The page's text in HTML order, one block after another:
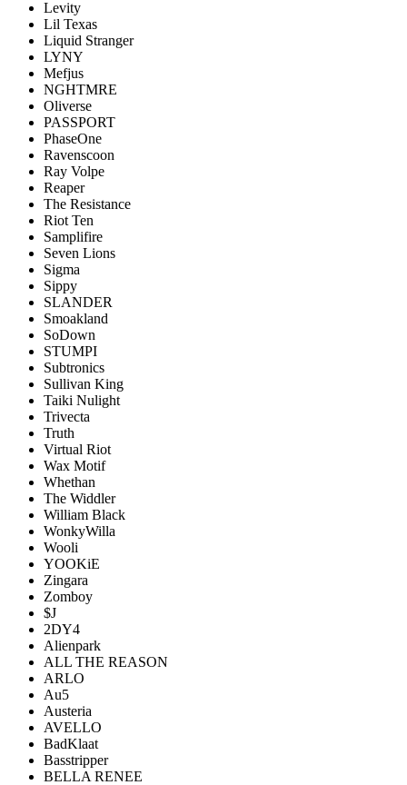
Levity
Lil Texas
Liquid Stranger
LYNY
Mefjus
NGHTMRE
Oliverse
PASSPORT
PhaseOne
Ravenscoon
Ray Volpe
Reaper
The Resistance
Riot Ten
Samplifire
Seven Lions
Sigma
Sippy
SLANDER
Smoakland
SoDown
STUMPI
Subtronics
Sullivan King
Taiki Nulight
Trivecta
Truth
Virtual Riot
Wax Motif
Whethan
The Widdler
William Black
WonkyWilla
Wooli
YOOKiE
Zingara
Zomboy
$J
2DY4
Alienpark
ALL THE REASON
ARLO
Au5
Austeria
AVELLO
BadKlaat
Basstripper
BELLA RENEE